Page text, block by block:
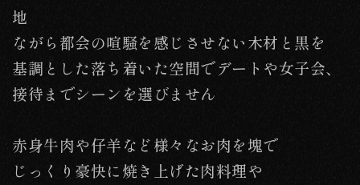
地
ながら都会の喧騒を感じさせない木材と黒を
基調とした落ち着いた空間でデートや女子会、
接待までシーンを選びません
赤身牛肉や仔羊など様々なお肉を塊で
じっくり豪快に焼き上げた肉料理や